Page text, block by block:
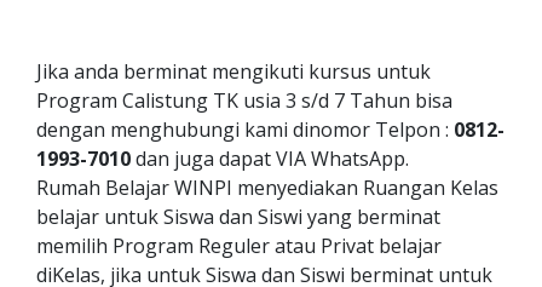
Jika anda berminat mengikuti kursus untuk
Program Calistung TK usia 3 s/d 7 Tahun bisa
dengan menghubungi kami dinomor Telpon : 0812-
1993-7010dan juga dapat VIA WhatsApp.
Rumah Belajar WINPI menyediakan Ruangan Kelas
belajar untuk Siswa dan Siswi yang berminat
memilih Program Reguler atau Privat belajar
diKelas, jika untuk Siswa dan Siswi berminat untuk